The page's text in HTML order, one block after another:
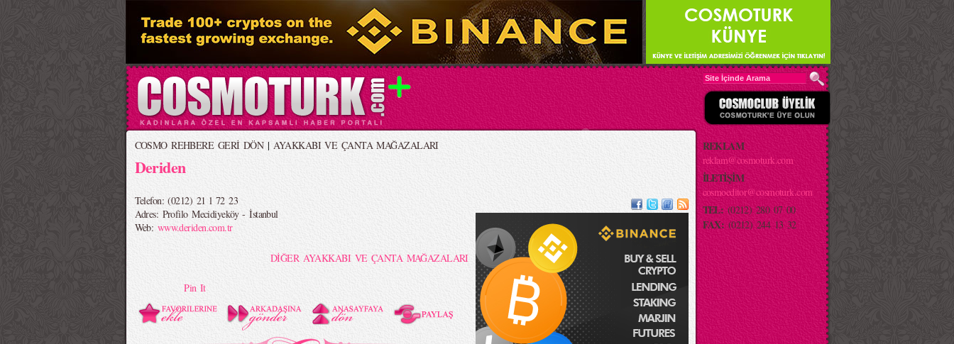
COSMO REHBERE GERİ DÖN| AYAKKABI VE ÇANTA MAĞAZALARI
Deriden
Telefon: (0212) 21 l 72 23
Adres: Profilo Mecidiyeköy - İstanbul
Web: www.deriden.com.tr
DİĞER AYAKKABI VE ÇANTA MAĞAZALARI
Pin It
REKLAM
reklam@cosmoturk.com
İLETİŞİM
cosmoeditor@cosmoturk.com
TEL: (0212) 280 07 00
FAX: (0212) 244 13 32